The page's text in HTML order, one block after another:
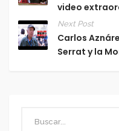
video
Next Post
Carlos
Serrat y la